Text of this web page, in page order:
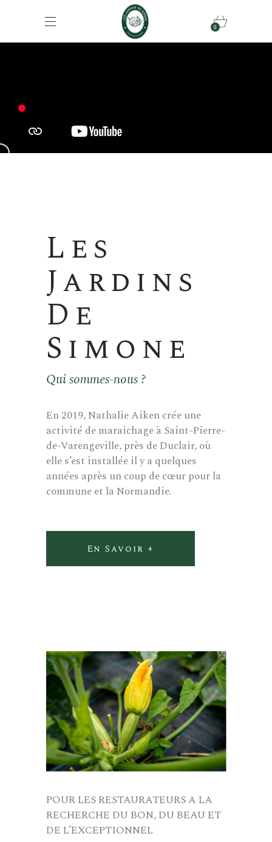
0
Les
Jardins
De
Simone
Qui sommes-nous ?
En 2019, Nathalie Aiken crée une
activité de maraichage à Saint-Pierre-
de-Varengeville, près de Duclair, où
elle s’est installée il y a quelques
années après un coup de cœur pour la
commune et la Normandie.
En Savoir +
POUR LES RESTAURATEURS A LA
RECHERCHE DU BON, DU BEAU ET
DE L’EXCEPTIONNEL